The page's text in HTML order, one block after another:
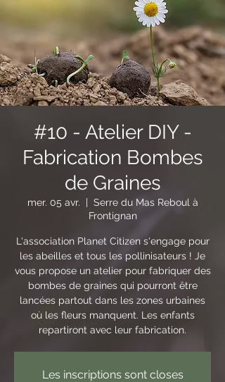
#10 - Atelier DIY -
Fabrication Bombes
de Graines
mer. 05 avr.
  |
Serre du Mas Reboul à
Frontignan
L'association Planet Citizen s'engage pour
les abeilles et tous les pollinisateurs ! Je
vous propose un atelier pour fabriquer des
bombes de graines qui pourront être
lancées partout dans les zones urbaines
où les fleurs manquent. Les enfants
repartiront avec leur fabrication.
Les inscriptions sont closes